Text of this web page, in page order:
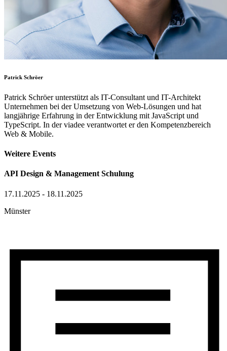
Patrick Schröer
Patrick Schröer unterstützt als IT-Consultant und IT-Architekt
Unternehmen bei der Umsetzung von Web-Lösungen und hat
langjährige Erfahrung in der Entwicklung mit JavaScript und
TypeScript. In der viadee verantwortet er den Kompetenzbereich
Web & Mobile.
Weitere Events
API Design & Management Schulung
17.11.2025 - 18.11.2025
Münster